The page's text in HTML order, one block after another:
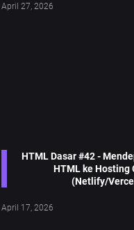
April 27, 2026
HTML Dasar #42 -
HTML ke Hosting
(Netlify/
April 17, 2026